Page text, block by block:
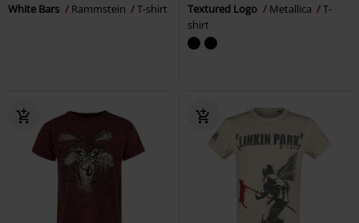
White Bars Rammstein T-shirt Textured Logo Metallica
T-
shirt